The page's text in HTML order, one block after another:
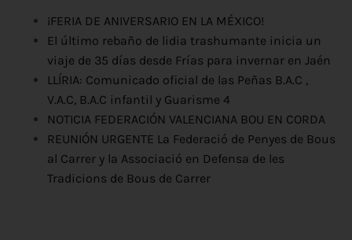
¡FERIA DE ANIVERSARIO EN LA MÉXICO!
El último rebaño de lidia trashumante inicia un
viaje de 35 días desde Frías para invernar en Jaén
LLÍRIA: Comunicado oficial de las Peñas B.A.C ,
V.A.C, B.A.C infantil y Guarisme 4
NOTICIA FEDERACIÓN VALENCIANA BOU EN CORDA
REUNIÓN URGENTE La Federació de Penyes de Bous
al Carrer y la Associació en Defensa de les
Tradicions de Bous de Carrer